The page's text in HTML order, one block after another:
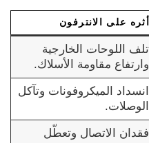
أثره على الانترفون
تلف اللوحات الخارجية
وارتفاع مقاومة الأسلاك.
انسداد الميكروفونات وتآكل
الوصلات.
فقدان الاتصال وتعطّل